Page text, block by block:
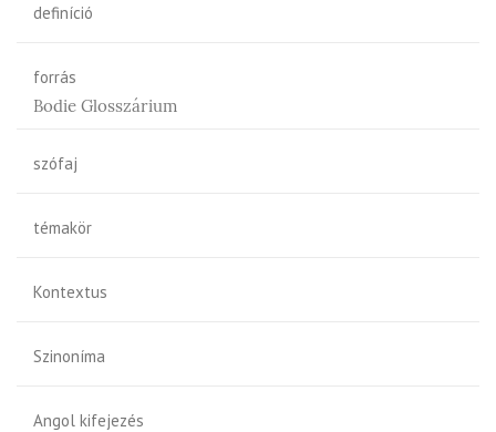
definíció
forrás
Bodie Glosszárium
szófaj
témakör
Kontextus
Szinoníma
Angol kifejezés